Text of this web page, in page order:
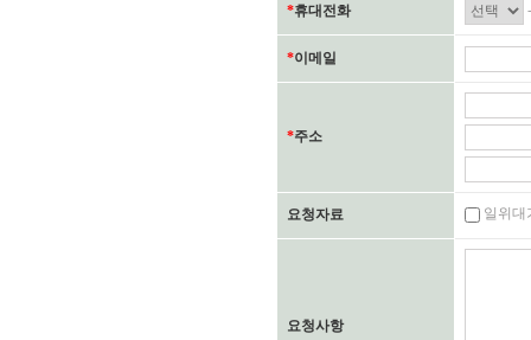
*휴대전화
*이메일
*주소
요청자료 일위
요청사항